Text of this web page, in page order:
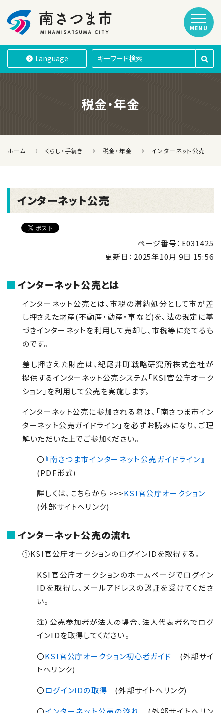
南さつま市
Language
MENU
税金・年金
ホーム くらし・手続き 税金・年金 インターネット公売
インターネット公売
ページ番号：E031425
更新日： 2025年10月 9日 15:56
インターネット公売とは
インターネット公売とは、市税の滞納処分として市が差
し押さえた財産(不動産・動産・車など)を、法の規定に基
づきインターネットを利用して売却し、市税等に充てるも
のです。
差し押さえた財産は、紀尾井町戦略研究所株式会社が
提供するインターネット公売システム「KSI官公庁オーク
ション」を利用して公売を実施します。
インターネット公売に参加される際は、「南さつま市イン
ターネット公売ガイドライン」を必ずお読みになり、ご理
解いただいた上でご参加ください。
〇『南さつま市インターネット公売ガイドライン』
(PDF形式)
詳しくは、こちらから >>>KSI官公庁オークション
(外部サイトへリンク)
インターネット公売の流れ
①KSI官公庁オークションのログインIDを取得する。
KSI官公庁オークションのホームページでログイン
IDを取得し、メールアドレスの認証を受けてくださ
い。
注）公売参加者が法人の場合、法人代表者名でログ
インIDを取得してください。
〇KSI官公庁オークション初心者ガイド
(外部サイ
トへリンク)
〇ログインIDの取得 (外部サイトへリンク)
〇インターネット公売の流れ (外部サイトへリン